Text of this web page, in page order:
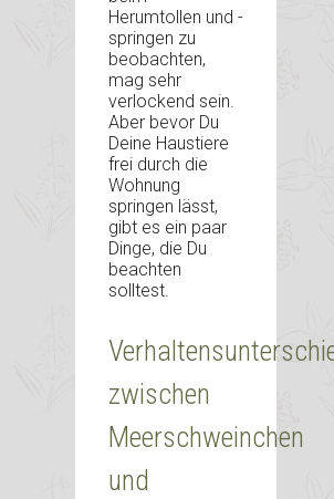
Herumtollen und -
springen zu
beobachten,
mag sehr
verlockend sein.
Aber bevor Du
Deine Haustiere
frei durch die
Wohnung
springen lässt,
gibt es ein paar
Dinge, die Du
beachten
solltest.
zwischen
Meerschweinchen
und